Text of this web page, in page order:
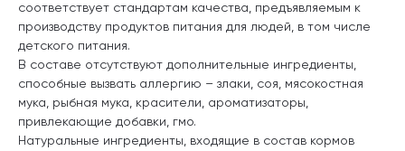
соответствует стандартам качества, предъявляемым к
производству продуктов питания для людей, в том числе
детского питания.
В составе отсутствуют дополнительные ингредиенты,
способные вызвать аллергию – злаки, соя, мясокостная
мука, рыбная мука, красители, ароматизаторы,
привлекающие добавки, гмо.
Натуральные ингредиенты, входящие в состав кормов